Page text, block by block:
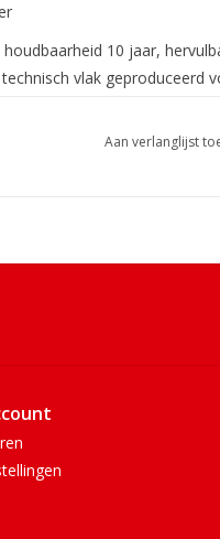
10 jaar,
vlak geproduceerd
Aan verlanglijst